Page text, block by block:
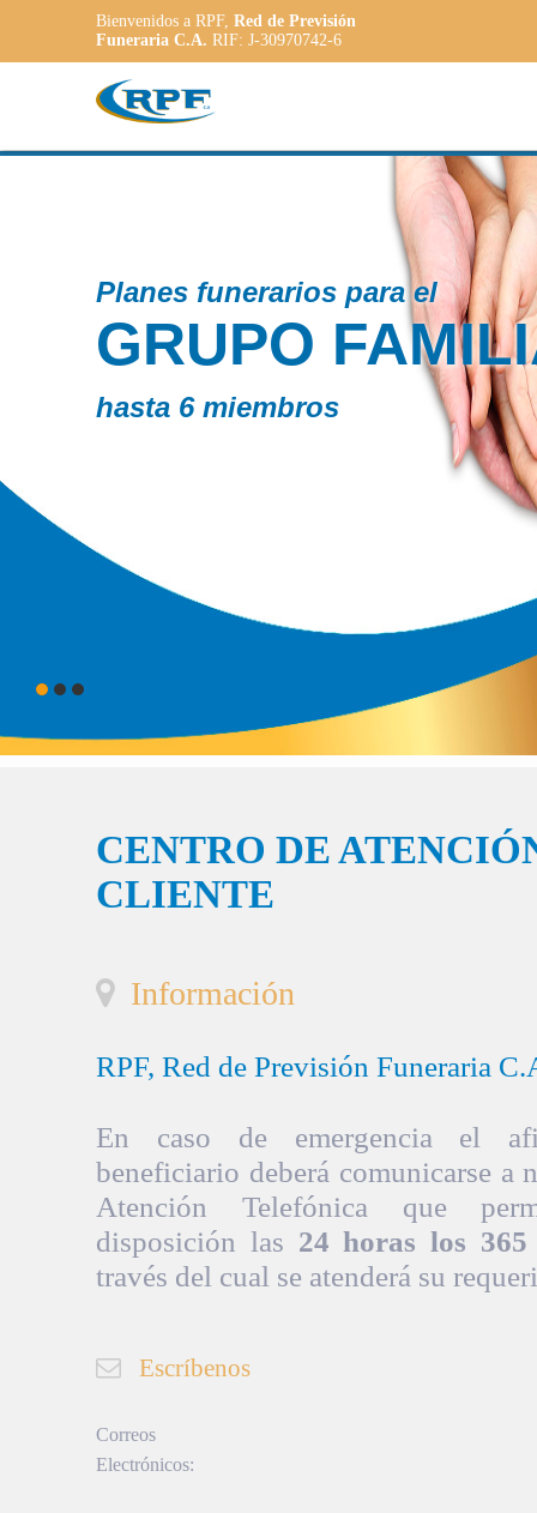
Bienvenidos a RPF, Red de Previsión
Funeraria C.A. RIF: J-30970742-6
a
CENTRO DE
CLIENTE
Información
RPF, Red de Previsión Funeraria
En caso de emergencia el
beneficiario deberá comunicarse a
Atención Telefónica que
disposición las 24 horas los
través del cual se atenderá su
Escríbenos
Correos
Electrónicos: